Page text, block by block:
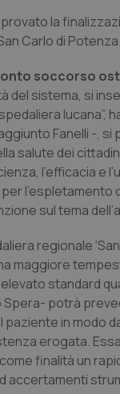
la
Carlo di
soccorso
del sistema, si
lucana”,
Fanelli -, si
salute dei
l’efficacia e
sul tema
regionale
maggiore
standard
potrà
paziente in
erogata.
finalità un
accertamenti